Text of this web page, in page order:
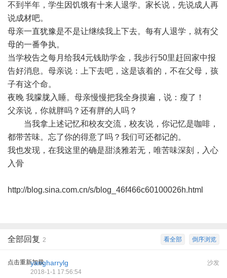
不到半年，学生因饥饿有十来人退学。家长说，先说成人再
说成材吧。
母亲一直犹豫是不是让继续我上下去。每有人退学，就有父
母的一番争执。
当学校告之每月给我4元钱助学金，我步行50里赶回家中报
告好消息。母亲说：上下去吧，这是该着的，不在父母，孩
子有这个命。
夜晚 我朦胧入睡。母亲慢慢把我全身摸遍，说：瘦了！
父亲说，你就胖吗？还有胖的人吗？
当我拿上述记忆和校友交流，校友说，你记忆是咖啡，
都带苦味。忘了你的得意了吗？我们可还都记的。
我也发现，在我这里的确是甜淡雅若无，唯苦味深刻，入心
入骨
http://blog.sina.com.cn/s/blog_46f466c60100026h.html
倒序浏览
看全部
全部回复 2
点击重新加载 沙发
yangharrylg
2018-1-1 17:56:54